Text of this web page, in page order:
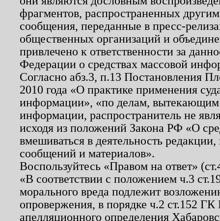
фрагментов, распространенных
сообщения, переданные в пресс-
общественных организаций и
привлечено к ответственности за
Федерации о средствах массовой
Согласно абз.3, п.13 Постановления
2010 года «О практике применения
информации», «по делам, вытекающим
информации, распространитель не
исходя из положений Закона РФ «О
вмешиваться в деятельность
сообщений и материалов».
Воспользуйтесь «Правом на ответ»
«В соответствии с положением ч.3
морального вреда подлежит
опровержения, в порядке ч.2 ст.152
апелляционного определения